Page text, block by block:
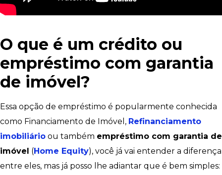
O que é um crédito ou
empréstimo com garantia
de imóvel?
Essa opção de empréstimo é popularmente conhecida
como Financiamento de Imóvel, Refinanciamento
imobiliário ou também empréstimo com garantia de
imóvel (Home Equity), você já vai entender a diferença
entre eles, mas já posso lhe adiantar que é bem simples: